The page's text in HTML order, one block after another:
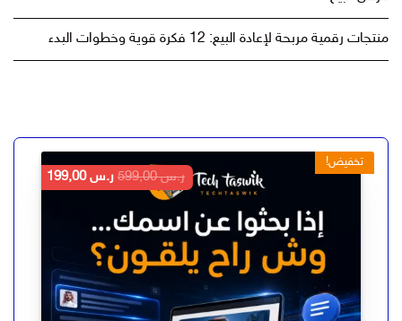
منتجات رقمية مربحة لإعادة البيع: 12 فكرة قوية وخطوات البدء
تخفيض!
ر.س599,00
السعر
هو:
ر.س 599,00.
ر.س199,00